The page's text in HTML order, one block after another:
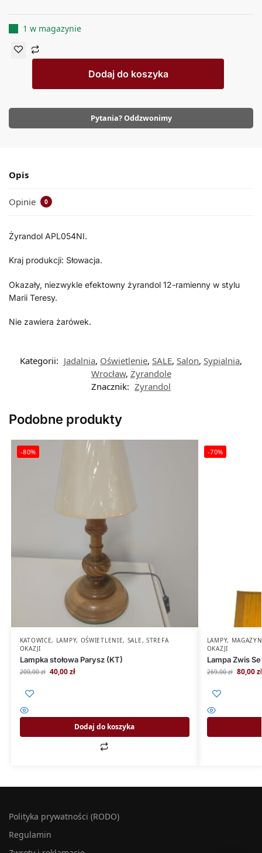
1 w magazynie
Dodaj do koszyka
Pytania? Oddzwonimy
Opis
Opinie 0
Żyrandol APL054NI.
Kraj produkcji: Słowacja.
Okazały, niezwykle efektowny żyrandol 12-ramienny w stylu
Marii Teresy.
Nie zawiera żarówek.
Kategorii: Jadalnia, Oświetlenie, SALE, Salon, Sypialnia,
Wrocław, Żyrandole
Znacznik: Żyrandol
Podobne produkty
-80%
KATOWICE, LAMPY, OŚWIETLENIE, SALE, STREFA
OKAZJI
Lampka stołowa Parysz (KT)
200,00zł 40,00zł
Dodaj do koszyka
-70%
LAMPY, MAGAZYN
OKAZJI
Lampa Zwis
269,00zł 80,00zł
Polityka prywatności (RODO)
Regulamin